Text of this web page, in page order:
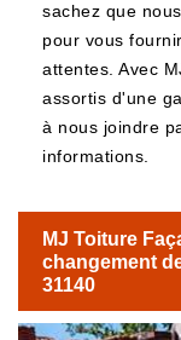
sachez que
pour vous
attentes. Avec
assortis d'une
à nous joindre
informations.
MJ Toiture
changement
31140